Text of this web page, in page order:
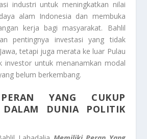
industri untuk meningkatkan nilai
alam Indonesia dan membuka
kerja bagi masyarakat. Bahlil
pentingnya investasi yang tidak
tetapi juga merata ke luar Pulau
investor untuk menanamkan modal
belum berkembang.
YANG CUKUP
DALAM DUNIA POLITIK